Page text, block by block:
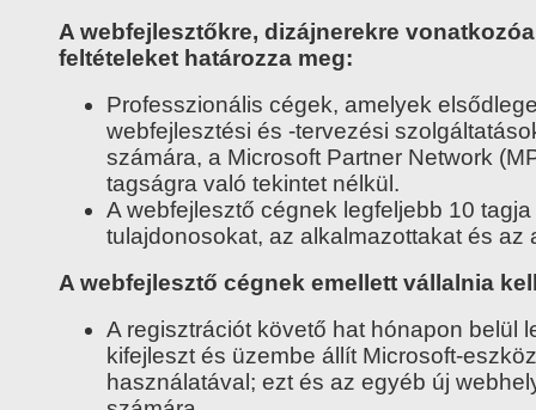
A webfejlesztőkre, dizájnerekre
feltételeket határozza meg:
Professzionális cégek, amelyek
webfejlesztési és -tervezési
számára, a Microsoft Partner Network
tagságra való tekintet nélkül.
A webfejlesztő cégnek legfeljebb 10
tulajdonosokat, az alkalmazottakat és az
A webfejlesztő cégnek emellett vállalnia
A regisztrációt követő hat hónapon belül
kifejleszt és üzembe állít Microsoft-
használatával; ezt és az egyéb új